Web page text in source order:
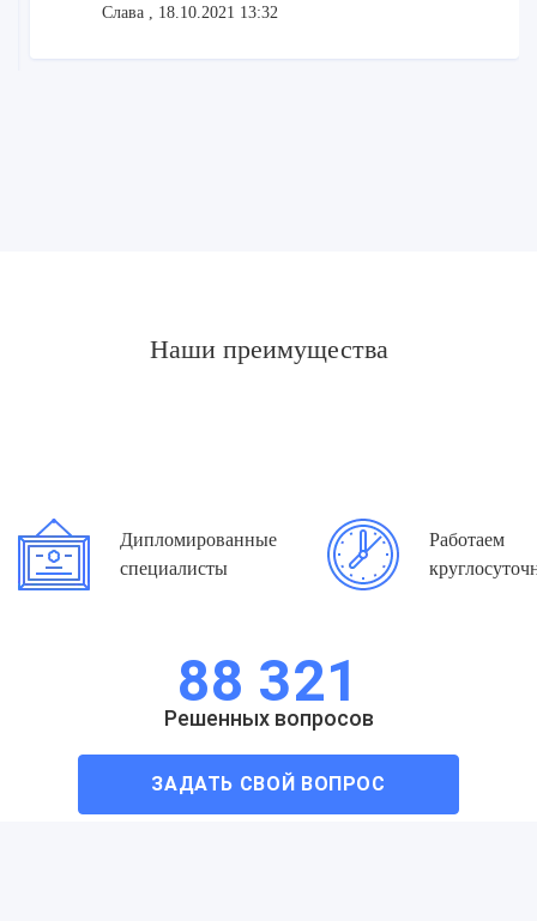
Слава , 18.10.2021 13:32
Наши преимущества
Дипломированные
специалисты
Работаем
88 321
Решенных вопросов
ЗАДАТЬ СВОЙ ВОПРОС